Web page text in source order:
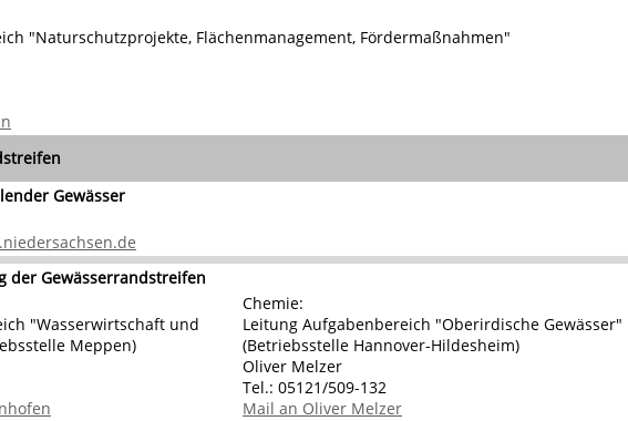
"Naturschutzprojekte, Flächenmanagement, Fördermaßnahmen"
Gewässer
der Gewässerrandstreifen
"Wasserwirtschaft und
Meppen)
Chemie:
Leitung Aufgabenbereich "Oberirdische Gewässer"
(Betriebsstelle Hannover-Hildesheim)
Oliver Melzer
Tel.: 05121/509-132
Mail an Oliver Melzer